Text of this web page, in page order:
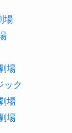
場
場
ック
場
場